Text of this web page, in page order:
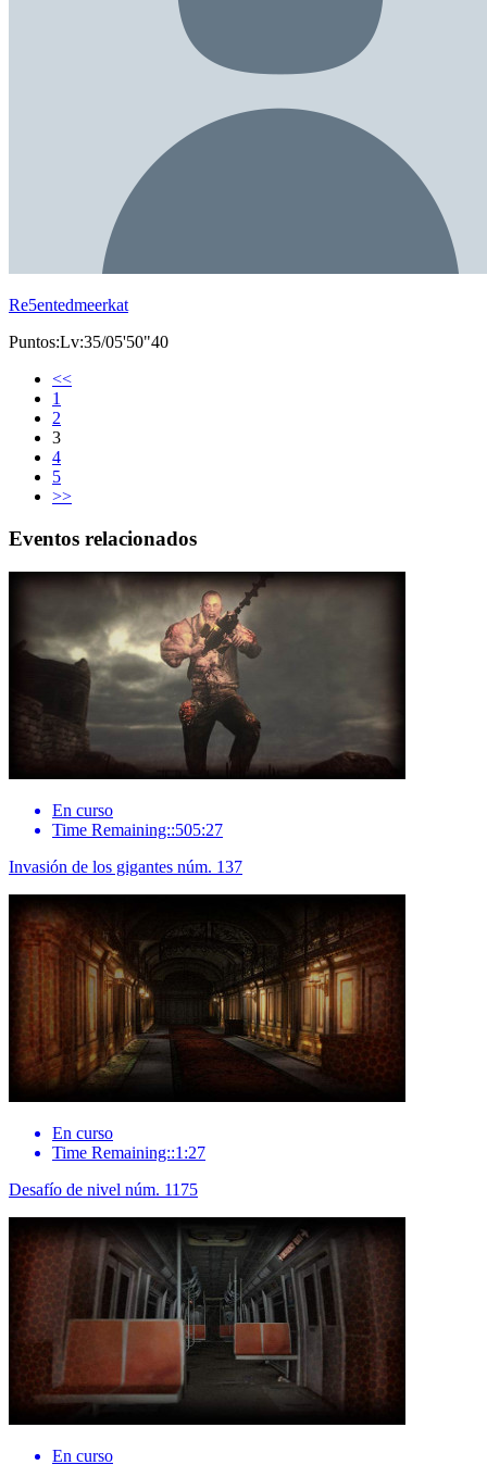
Re5entedmeerkat
Puntos:Lv:35/05'50"40
<<
1
2
3
4
5
>>
Eventos relacionados
En curso
Time Remaining::505:27
Invasión de los gigantes núm. 137
En curso
Time Remaining::1:27
Desafío de nivel núm. 1175
En curso